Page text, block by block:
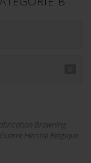
Browning
Herstal Belgique.